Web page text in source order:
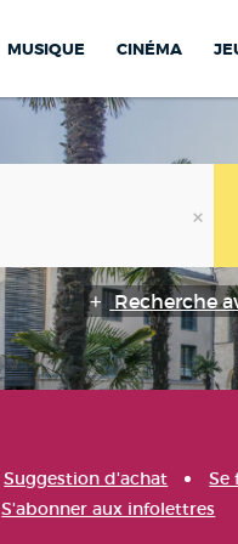
MUSIQUE CINÉMA
Recherche
Suggestion d'achat
Se
S'abonner aux infolettres